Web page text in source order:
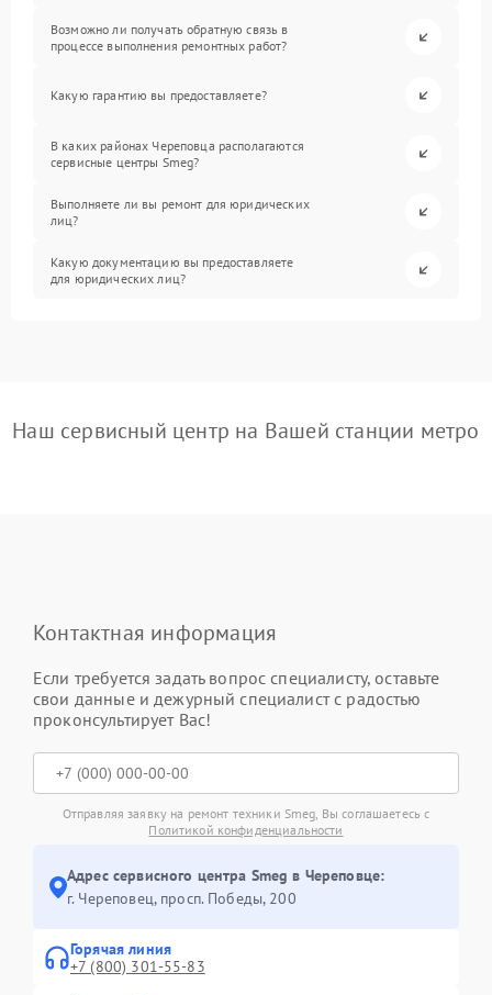
Возможно ли получать обратную связь в
процессе выполнения ремонтных работ?
Какую гарантию вы предоставляете?
В каких районах Череповца располагаются
сервисные центры Smeg?
Выполняете ли вы ремонт для юридических
лиц?
Какую документацию вы предоставляете
для юридических лиц?
Наш сервисный центр на Вашей станции метро
Контактная информация
Если требуется задать вопрос специалисту, оставьте
свои данные и дежурный специалист с радостью
проконсультирует Вас!
Отправляя заявку на ремонт техники Smeg, Вы соглашаетесь с
Политикой конфиденциальности
Адрес сервисного центра Smeg в Череповце:
г. Череповец, просп. Победы, 200
Горячая линия
+7 (800) 301-55-83